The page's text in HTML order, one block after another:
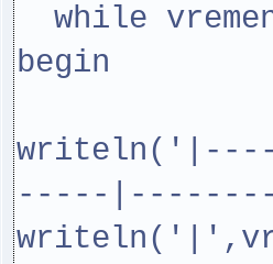
while
begin
-----